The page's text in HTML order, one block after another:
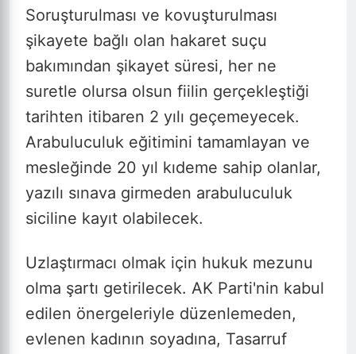
Soruşturulması ve kovuşturulması
şikayete bağlı olan hakaret suçu
bakımından şikayet süresi, her ne
suretle olursa olsun fiilin gerçekleştiği
tarihten itibaren 2 yılı geçemeyecek.
Arabuluculuk eğitimini tamamlayan ve
mesleğinde 20 yıl kıdeme sahip olanlar,
yazılı sınava girmeden arabuluculuk
siciline kayıt olabilecek.
Uzlaştırmacı olmak için hukuk mezunu
olma şartı getirilecek. AK Parti'nin kabul
edilen önergeleriyle düzenlemeden,
evlenen kadının soyadına, Tasarruf